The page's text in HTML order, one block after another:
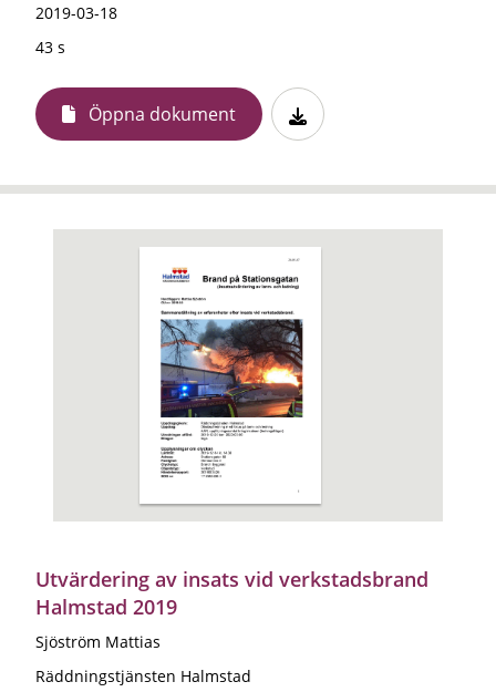
2019-03-18
43 s
Öppna dokument
Utvärdering av insats vid verkstadsbrand
Halmstad 2019
Sjöström Mattias
Räddningstjänsten Halmstad